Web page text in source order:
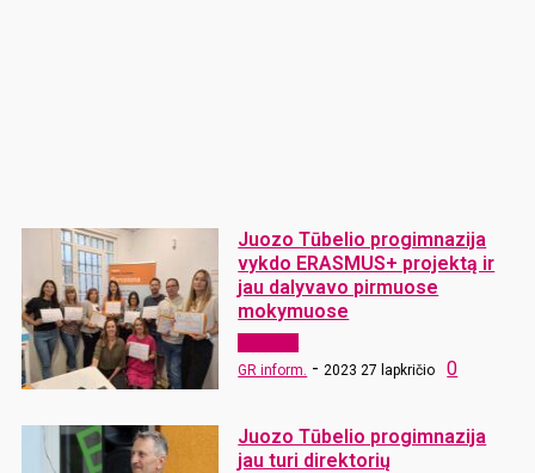
Juozo Tūbelio progimnazija
vykdo ERASMUS+ projektą ir
jau dalyvavo pirmuose
mokymuose
GR inform. - 2023 27 lapkričio 0
Juozo Tūbelio progimnazija
jau turi direktorių